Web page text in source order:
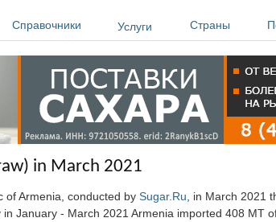
Справочники Услуги Страны
in March 2021
of Armenia, conducted by Sugar.Ru , in March 2021
January - March 2021 Armenia imported 408 MT